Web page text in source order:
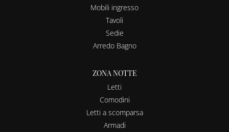
Mobili ingresso
Tavoli
Sedie
Arredo Bagno
ZONA NOTTE
Letti
Comodini
Letti a scomparsa
Armadi